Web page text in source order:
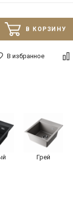
В КОРЗИНУ
В избранное
Грей